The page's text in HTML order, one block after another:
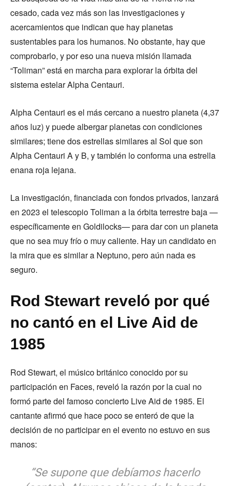
cesado, cada vez más son las investigaciones y
acercamientos que indican que hay planetas
sustentables para los humanos. No obstante, hay que
comprobarlo, y por eso una nueva misión llamada
“Toliman” está en marcha para explorar la órbita del
sistema estelar Alpha Centauri.
Alpha Centauri es el más cercano a nuestro planeta (4,37
años luz) y puede albergar planetas con condiciones
similares; tiene dos estrellas similares al Sol que son
Alpha Centauri A y B, y también lo conforma una estrella
enana roja lejana.
La investigación, financiada con fondos privados, lanzará
en 2023 el telescopio Toliman a la órbita terrestre baja —
específicamente en Goldilocks— para dar con un planeta
que no sea muy frío o muy caliente. Hay un candidato en
la mira que es similar a Neptuno, pero aún nada es
seguro.
Rod Stewart reveló por qué
no cantó en el Live Aid de
1985
Rod Stewart, el músico británico conocido por su
participación en Faces, reveló la razón por la cual no
formó parte del famoso concierto Live Aid de 1985. El
cantante afirmó que hace poco se enteró de que la
decisión de no participar en el evento no estuvo en sus
manos:
“Se supone que debíamos hacerlo